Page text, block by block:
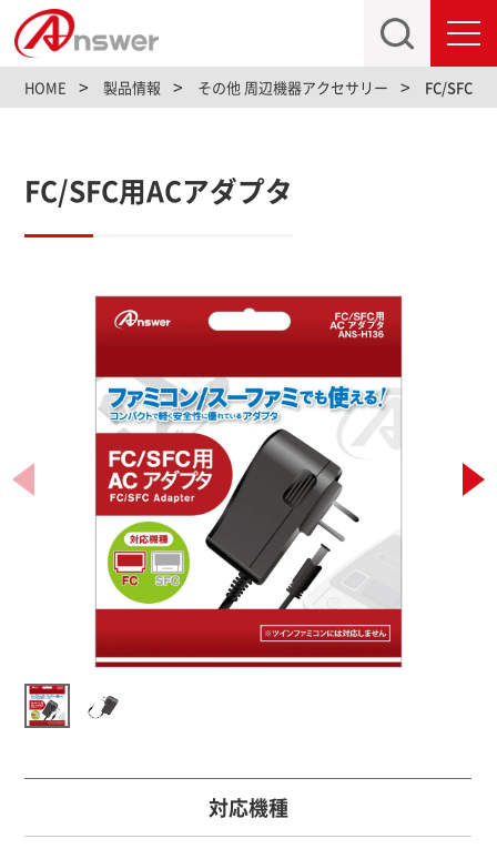
HOME 製品情報 その他 周辺機器アクセサリー FC/SFC用
FC/SFC用ACアダプタ
対応機種